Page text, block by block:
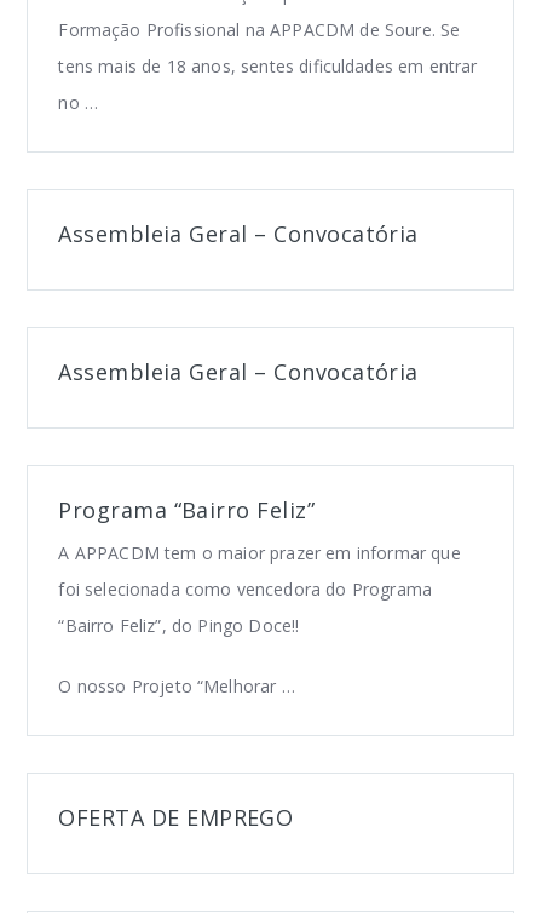
Formação Profissional na APPACDM de Soure. Se
tens mais de 18 anos, sentes dificuldades em entrar
no …
Assembleia Geral – Convocatória
Assembleia Geral – Convocatória
Programa “Bairro Feliz”
A APPACDM tem o maior prazer em informar que
foi selecionada como vencedora do Programa
“Bairro Feliz”, do Pingo Doce!!
O nosso Projeto “Melhorar …
OFERTA DE EMPREGO